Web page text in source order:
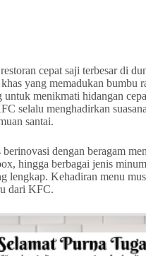
cepat saji terbesar di
yang memadukan bumbu
menikmati hidangan
selalu menghadirkan
santai.
dengan beragam
hingga berbagai jenis
lengkap. Kehadiran menu
dari KFC.